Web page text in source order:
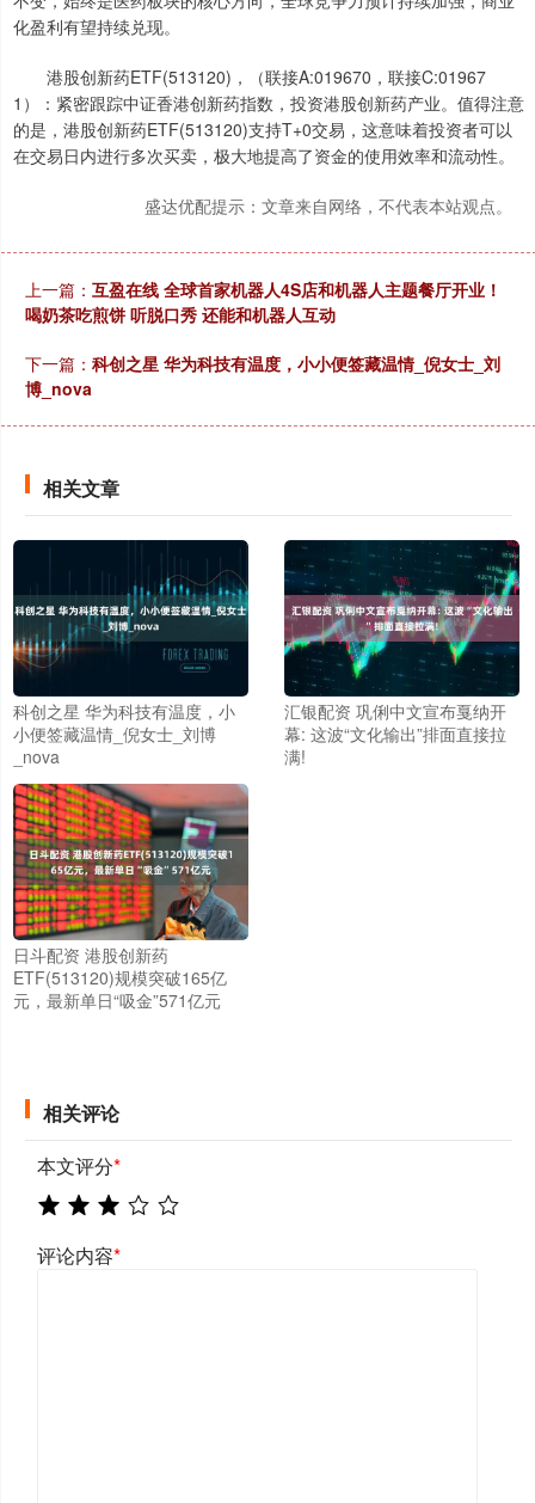
化盈利有望持续兑现。
港股创新药ETF(513120)，（联接A:019670，联接C:01967
1）：紧密跟踪中证香港创新药指数，投资港股创新药产业。值得注意
的是，港股创新药ETF(513120)支持T+0交易，这意味着投资者可以
在交易日内进行多次买卖，极大地提高了资金的使用效率和流动性。
盛达优配提示：文章来自网络，不代表本站观点。
上一篇： 互盈在线 全球首家机器人4S店和机器人主题餐厅开业！
喝奶茶吃煎饼 听脱口秀 还能和机器人互动
下一篇： 科创之星 华为科技有温度，小小便签藏温情_倪女士_刘
博_nova
相关文章
科创之星 华为科技有温度，小
小便签藏温情_倪女士_刘博
_nova
汇银配资 巩俐中文宣布戛纳开
幕: 这波“文化输出”排面直接拉
满!
日斗配资 港股创新药
ETF(513120)规模突破165亿
元，最新单日“吸金”571亿元
相关评论
本文评分*
评论内容*